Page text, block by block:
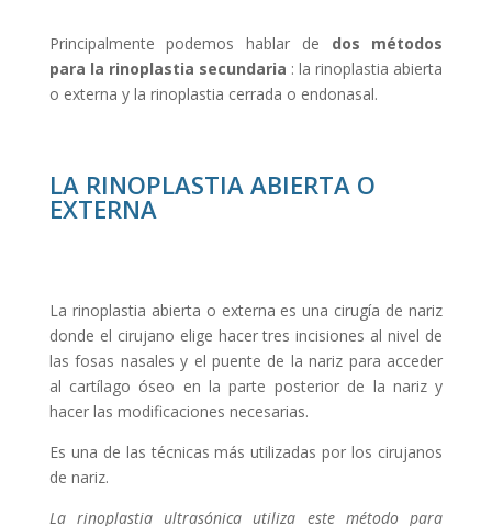
Principalmente podemos hablar de dos métodos
para la rinoplastia secundaria : la rinoplastia abierta
o externa y la rinoplastia cerrada o endonasal.
LA RINOPLASTIA ABIERTA O
EXTERNA
La rinoplastia abierta o externa es una cirugía de nariz
donde el cirujano elige hacer tres incisiones al nivel de
las fosas nasales y el puente de la nariz para acceder
al cartílago óseo en la parte posterior de la nariz y
hacer las modificaciones necesarias.
Es una de las técnicas más utilizadas por los cirujanos
de nariz.
La rinoplastia ultrasónica utiliza este método para